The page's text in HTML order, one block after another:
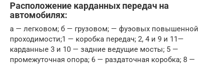
Расположение карданных передач на
автомобилях:
а — легковом; б — грузовом; — фуэовых повышенной
проходимости;1 — коробка передач; 2, 4 и 9 и 11—
карданные 3 и 10 — задние ведущие мосты; 5 —
промежуточная опора; 6 — раздаточная коробка; 8 —